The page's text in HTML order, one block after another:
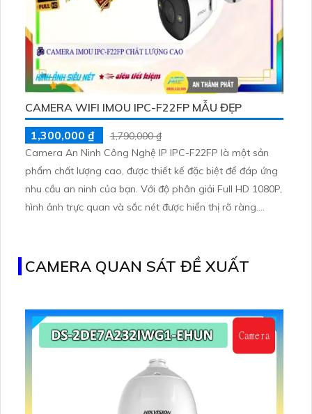
CAMERA WIFI IMOU IPC-F22FP MẪU ĐẸP
1,300,000 ₫
1,790,000 ₫
Camera An Ninh Công Nghệ IP IPC-F22FP là một sản
phẩm chất lượng cao, được thiết kế đặc biệt để đáp ứng
nhu cầu an ninh của bạn. Với độ phân giải Full HD 1080P,
hình ảnh trực quan và sắc nét được hiển thị rõ ràng.
giám sát an toàn hơn
CAMERA QUAN SÁT ĐỀ XUẤT